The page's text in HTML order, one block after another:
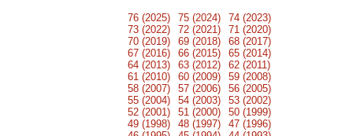
76 (2025) 75 (2024)
74 (2023)
73 (2022)
72 (2021)
71 (2020)
70 (2019)
69 (2018)
68 (2017)
67 (2016)
66 (2015)
65 (2014)
64 (2013)
63 (2012)
62 (2011)
61 (2010)
60 (2009)
59 (2008)
58 (2007)
57 (2006)
56 (2005)
55 (2004)
54 (2003)
53 (2002)
52 (2001)
51 (2000)
50 (1999)
49 (1998)
48 (1997)
47 (1996)